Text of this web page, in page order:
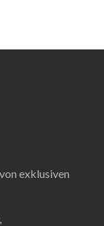
exklusiven